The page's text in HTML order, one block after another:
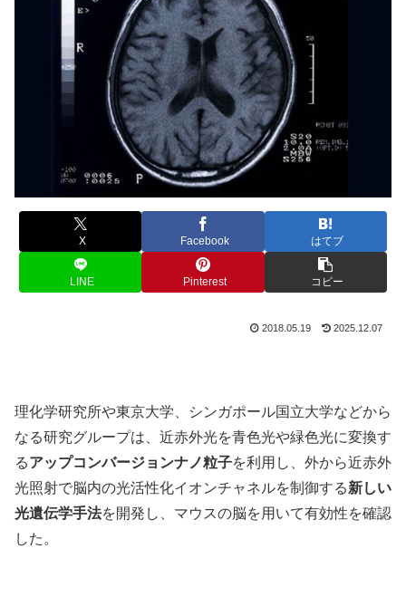
X Facebook はてブ
LINE Pinterest コピー
2018.05.19 2025.12.07
理化学研究所や東京大学、シンガポール国立大学などから
なる研究グループは、近赤外光を青色光や緑色光に変換す
るアップコンバージョンナノ粒子を利用し、外から近赤外
光照射で脳内の光活性化イオンチャネルを制御する新しい
光遺伝学手法を開発し、マウスの脳を用いて有効性を確認
した。